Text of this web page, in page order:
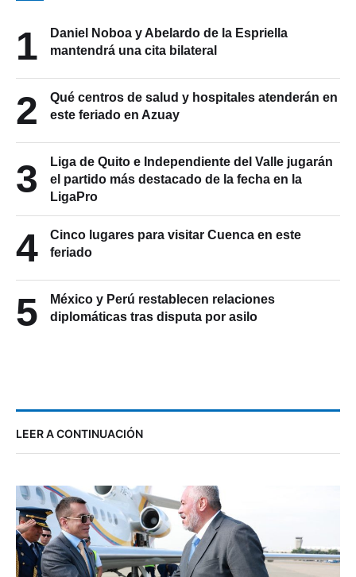
1
mantendrá una cita bilateral
2
Qué centros de salud y hospitales atenderán en
este feriado en Azuay
3
Liga de Quito e Independiente del Valle jugarán
el partido más destacado de la fecha en la
LigaPro
4
Cinco lugares para visitar Cuenca en este
feriado
5
México y Perú restablecen relaciones
diplomáticas tras disputa por asilo
LEER A CONTINUACIÓN